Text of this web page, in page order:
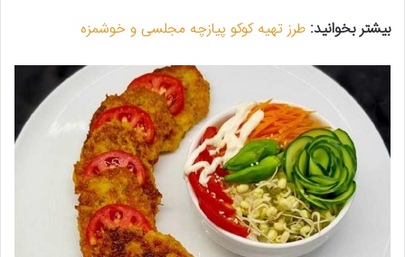
بیشتر بخوانید: طرز تهیه کوکو پیازچه مجلسی و خوشمزه